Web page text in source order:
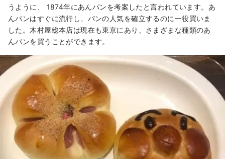
うように、 1874年にあんパンを考案したと言われています。あ
んパンはすぐに流行し、パンの人気を確立するのに一役買いま
した。木村屋総本店は現在も東京にあり、さまざまな種類のあ
んパンを買うことができます。